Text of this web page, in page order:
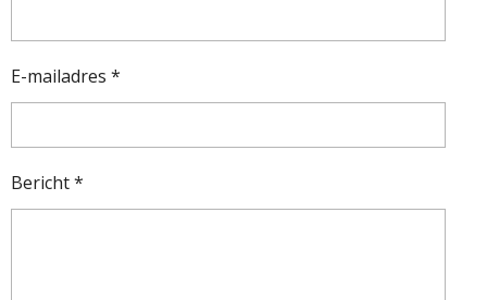
E-mailadres *
Bericht *